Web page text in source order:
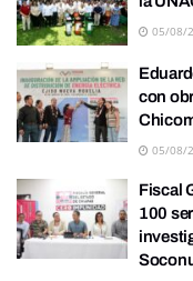
05/08/
con
05/08/
Fiscal
100